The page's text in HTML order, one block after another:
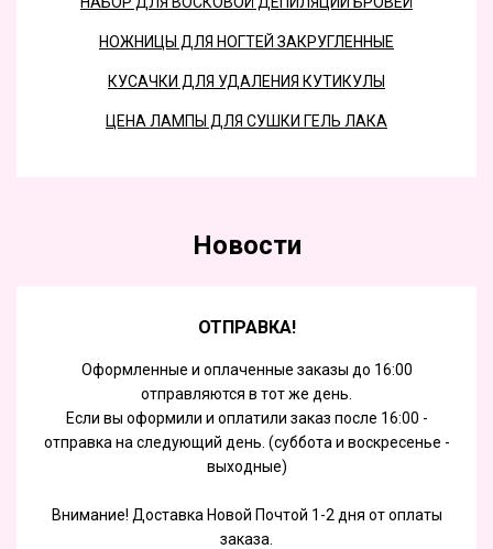
НОЖНИЦЫ ДЛЯ НОГТЕЙ ЗАКРУГЛЕННЫЕ
КУСАЧКИ ДЛЯ УДАЛЕНИЯ КУТИКУЛЫ
ЦЕНА ЛАМПЫ ДЛЯ СУШКИ ГЕЛЬ ЛАКА
Новости
ОТПРАВКА!
Оформленные и оплаченные заказы до 16:00
отправляются в тот же день.
Если вы оформили и оплатили заказ после 16:00 -
отправка на следующий день. (суббота и воскресенье -
выходные)
Внимание! Доставка Новой Почтой 1-2 дня от оплаты
заказа.